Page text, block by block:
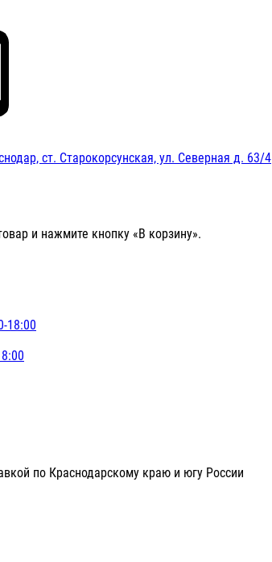
ст. Старокорсунская, ул. Северная д. 63/4
и нажмите кнопку «В корзину».
18:00
по Краснодарскому краю и югу России